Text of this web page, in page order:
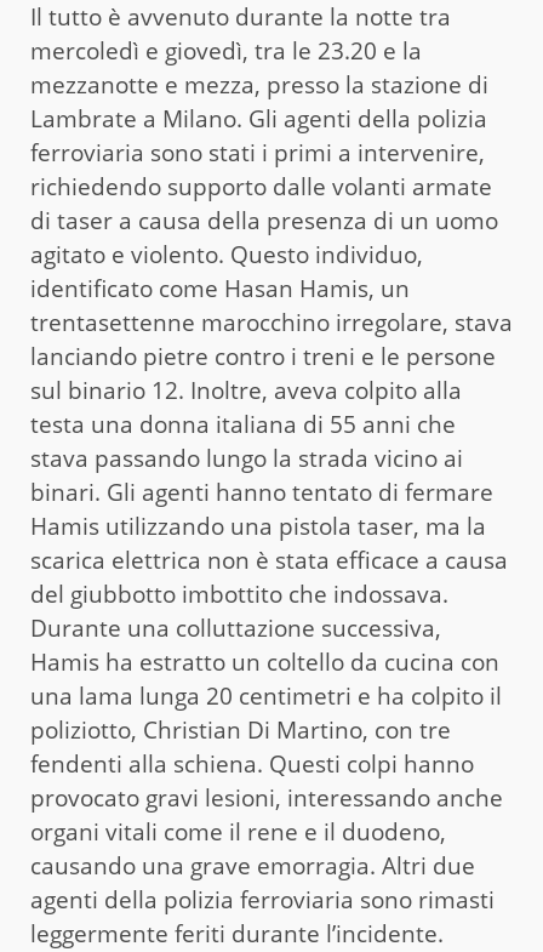
Il tutto è avvenuto durante la notte tra
mercoledì e giovedì, tra le 23.20 e la
mezzanotte e mezza, presso la stazione di
Lambrate a Milano. Gli agenti della polizia
ferroviaria sono stati i primi a intervenire,
richiedendo supporto dalle volanti armate
di taser a causa della presenza di un uomo
agitato e violento. Questo individuo,
identificato come Hasan Hamis, un
trentasettenne marocchino irregolare, stava
lanciando pietre contro i treni e le persone
sul binario 12. Inoltre, aveva colpito alla
testa una donna italiana di 55 anni che
stava passando lungo la strada vicino ai
binari. Gli agenti hanno tentato di fermare
Hamis utilizzando una pistola taser, ma la
scarica elettrica non è stata efficace a causa
del giubbotto imbottito che indossava.
Durante una colluttazione successiva,
Hamis ha estratto un coltello da cucina con
una lama lunga 20 centimetri e ha colpito il
poliziotto, Christian Di Martino, con tre
fendenti alla schiena. Questi colpi hanno
provocato gravi lesioni, interessando anche
organi vitali come il rene e il duodeno,
causando una grave emorragia. Altri due
agenti della polizia ferroviaria sono rimasti
leggermente feriti durante l’incidente.